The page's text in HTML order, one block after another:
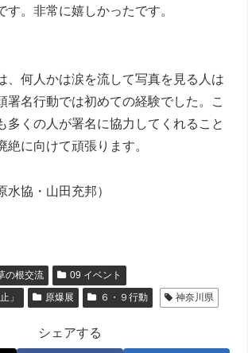
す。非常に嬉しかったです。
、何人かは涙を流して写真を見る人は
署名行動では初めての経験でした。こ
多くの人が署名に協力してくれること
絶に向けて頑張ります。
水協・山田充邦）
の根交流
09 イベント
」
原爆展 ６・９行動 神奈川県
シェアする